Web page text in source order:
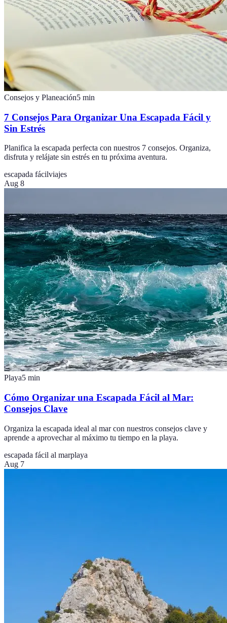
Consejos y Planeación5 min
7 Consejos Para Organizar Una Escapada Fácil y
Sin Estrés
Planifica la escapada perfecta con nuestros 7 consejos. Organiza,
disfruta y relájate sin estrés en tu próxima aventura.
escapada fácilviajes
Aug 8
Playa5 min
Cómo Organizar una Escapada Fácil al Mar:
Consejos Clave
Organiza la escapada ideal al mar con nuestros consejos clave y
aprende a aprovechar al máximo tu tiempo en la playa.
escapada fácil al marplaya
Aug 7